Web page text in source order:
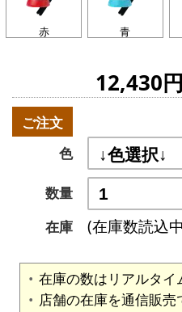
赤 青
12,430
ご注文
色
数量
在庫
(在庫数読込
在庫の数はリアルタイ
店舗の在庫を通信販売